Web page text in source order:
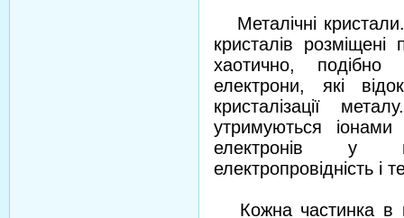
Металічні
кристалів
хаотично,
електрони, які
кристалізації
утримуються
електронів у
електропровідність і
Кожна частинка в